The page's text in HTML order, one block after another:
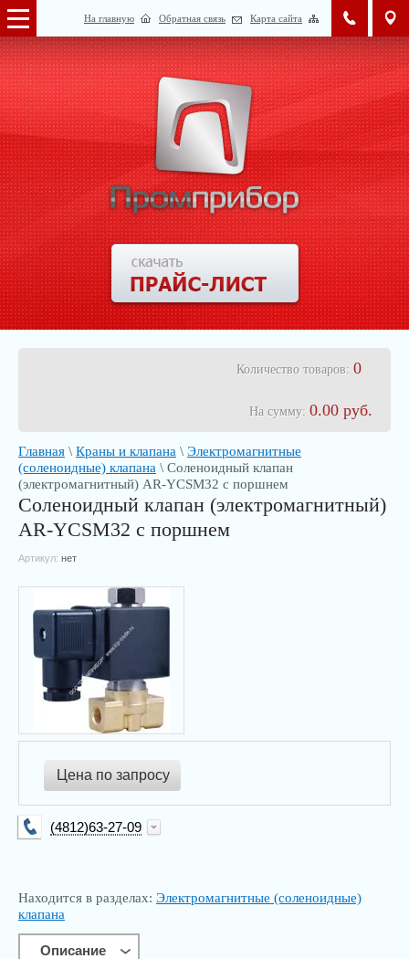
На главную Обратная связь Карта сайта
Количество товаров: 0
На сумму: 0.00 руб.
Главная \ Краны и клапана \ Электромагнитные
(соленоидные) клапана \ Соленоидный клапан
(электромагнитный) AR-YCSM32 с поршнем
Соленоидный клапан (электромагнитный)
AR-YCSM32 с поршнем
Артикул: нет
Цена по запросу
(4812)63-27-09
Находится в разделах: Электромагнитные (соленоидные)
клапана
Описание